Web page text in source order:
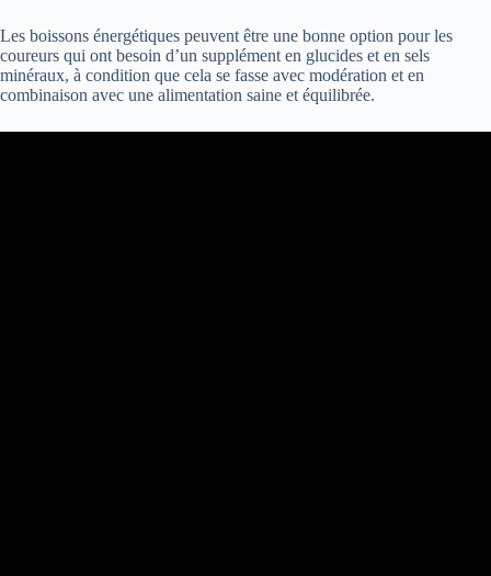
Les boissons énergétiques peuvent être une bonne option pour les
coureurs qui ont besoin d’un supplément en glucides et en sels
minéraux, à condition que cela se fasse avec modération et en
combinaison avec une alimentation saine et équilibrée.